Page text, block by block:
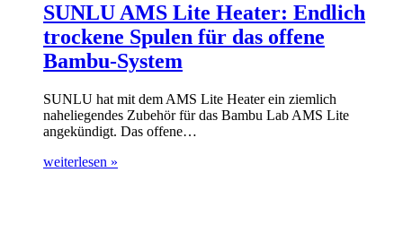
SUNLU AMS Lite Heater: Endlich
trockene Spulen für das offene
Bambu-System
SUNLU hat mit dem AMS Lite Heater ein ziemlich
naheliegendes Zubehör für das Bambu Lab AMS Lite
angekündigt. Das offene…
weiterlesen »